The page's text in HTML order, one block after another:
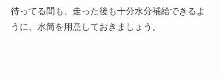
待ってる間も、走った後も十分水分補給できるよ
うに、水筒を用意しておきましょう。